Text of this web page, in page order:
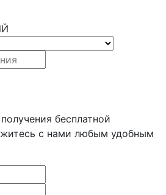
бесплатной
с нами любым удобным